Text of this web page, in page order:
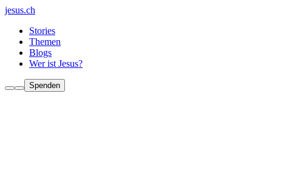
jesus.ch
Stories
Themen
Blogs
Wer ist Jesus?
Spenden